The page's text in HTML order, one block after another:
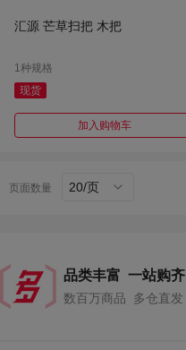
汇源 芒草扫把 木把
1种规格
现货
加入购物车
页面数量 20/页
品类丰富 一站购齐
数百万商品 多仓直发